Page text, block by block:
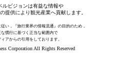
ルビジョンは有益な情報や
提供により観光産業へ貢献します。
い，『旅行業界の情報流通』の目的のため，
な慣行に基づく正当な範囲内で
アからの引用をしております。
Corporation All Rights Reserved